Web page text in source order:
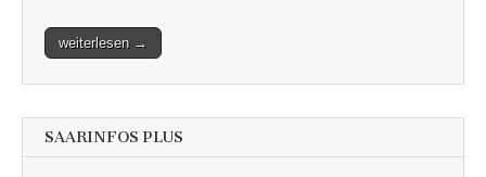
weiterlesen →
SAARINFOS PLUS